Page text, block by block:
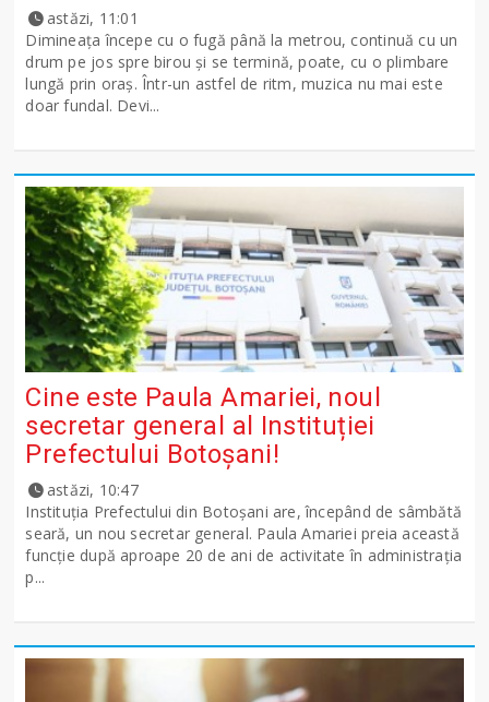
astăzi, 11:01
Dimineața începe cu o fugă până la metrou, continuă cu un
drum pe jos spre birou și se termină, poate, cu o plimbare
lungă prin oraș. Într-un astfel de ritm, muzica nu mai este
doar fundal. Devi...
Cine este Paula Amariei, noul
secretar general al Instituției
Prefectului Botoșani!
astăzi, 10:47
Instituția Prefectului din Botoșani are, începând de sâmbătă
seară, un nou secretar general. Paula Amariei preia această
funcție după aproape 20 de ani de activitate în administrația
p...